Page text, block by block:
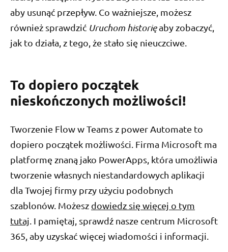
aby usunąć przepływ. Co ważniejsze, możesz
również sprawdzić Uruchom historięaby zobaczyć,
jak to działa, z tego, że stało się nieuczciwe.
To dopiero początek
nieskończonych możliwości!
Tworzenie Flow w Teams z power Automate to
dopiero początek możliwości. Firma Microsoft ma
platformę znaną jako PowerApps, która umożliwia
tworzenie własnych niestandardowych aplikacji
dla Twojej firmy przy użyciu podobnych
szablonów. Możesz dowiedz się więcej o tym
tutaj . I pamiętaj, sprawdź nasze centrum Microsoft
365, aby uzyskać więcej wiadomości i informacji.